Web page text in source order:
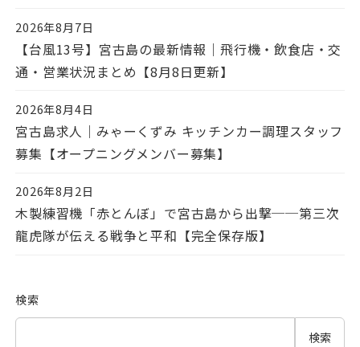
投稿日
2026年8月7日
【台風13号】宮古島の最新情報｜飛行機・飲食店・交
通・営業状況まとめ【8月8日更新】
投稿日
2026年8月4日
宮古島求人｜みゃーくずみ キッチンカー調理スタッフ
募集【オープニングメンバー募集】
投稿日
2026年8月2日
木製練習機「赤とんぼ」で宮古島から出撃──第三次
龍虎隊が伝える戦争と平和【完全保存版】
検索
検索